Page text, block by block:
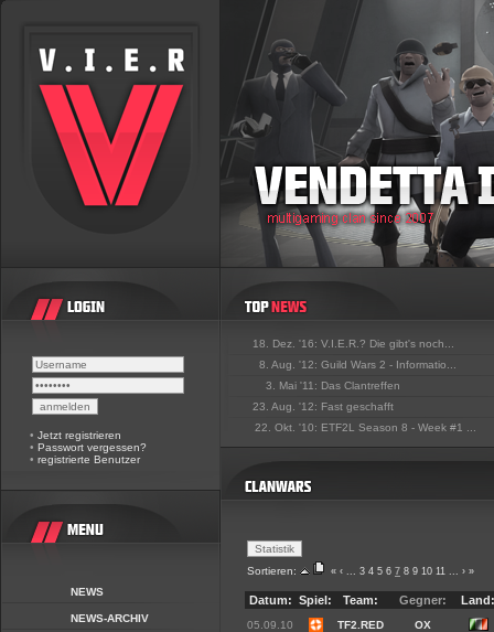
• Jetzt registrieren
• Passwort vergessen?
• registrierte Benutzer
NEWS
NEWS-ARCHIV
18. Dez. '16: V.I.E.R.? Die gibt's noch...
8. Aug. '12: Guild Wars 2 - Informatio...
3. Mai '11: Das Clantreffen
23. Aug. '12: Fast geschafft
22. Okt. '10: ETF2L Season 8 - Week #1 ...
Sortieren: « ‹ ... 3 4 5 6 7 8 9 10 11 ... › »
Datum: Spiel: Team: Gegner: Land:
05.09.10 TF2.RED
OX